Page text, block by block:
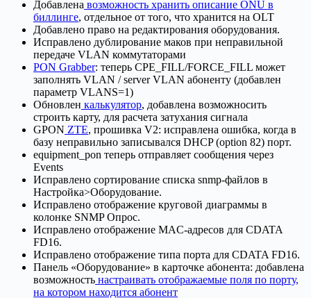
Добавлена возможность хранить описание ONU в
биллинге, отдельное от того, что хранится на OLT
Добавлено право на редактирования оборудования.
Исправлено дублирование маков при неправильной
передаче VLAN коммутаторами
PON Grabber: теперь CPE_FILL/FORCE_FILL может
заполнять VLAN / server VLAN абоненту (добавлен
параметр VLANS=1)
Обновлен калькулятор, добавлена возможносить
строить карту, для расчета затухания сигнала
GPON ZTE, прошивка V2: исправлена ошибка, когда в
базу неправильно записывался DHCP (option 82) порт.
equipment_pon теперь отправляет сообщения через
Events
Исправлено сортирование списка snmp-файлов в
Настройка>Оборудование.
Исправлено отображение круговой диаграммы в
колонке SNMP Опрос.
Исправлено отображение MAC-адресов для CDATA
FD16.
Исправлено отображение типа порта для CDATA FD16.
Панель «Оборудование» в карточке абонента: добавлена
возможность настраивать отображаемые поля по порту,
на котором находится абонент